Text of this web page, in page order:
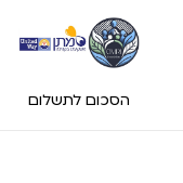
הסכום לתשלום